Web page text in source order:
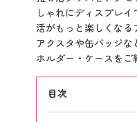
しゃれにディスプレ
活がもっと楽しくなる
アクスタや缶バッジ
ホルダー・ケースをご
目次